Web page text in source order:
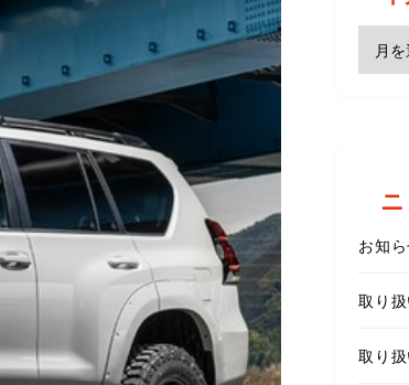
お知
取り
取り